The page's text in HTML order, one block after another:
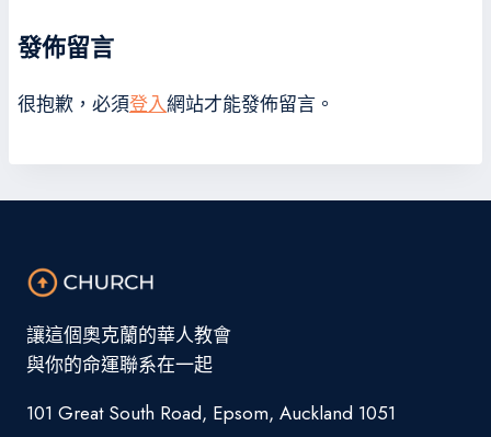
發佈留言
很抱歉，必須登入網站才能發佈留言。
讓這個奧克蘭的華人教會
與你的命運聯系在一起
101 Great South Road, Epsom, Auckland 1051